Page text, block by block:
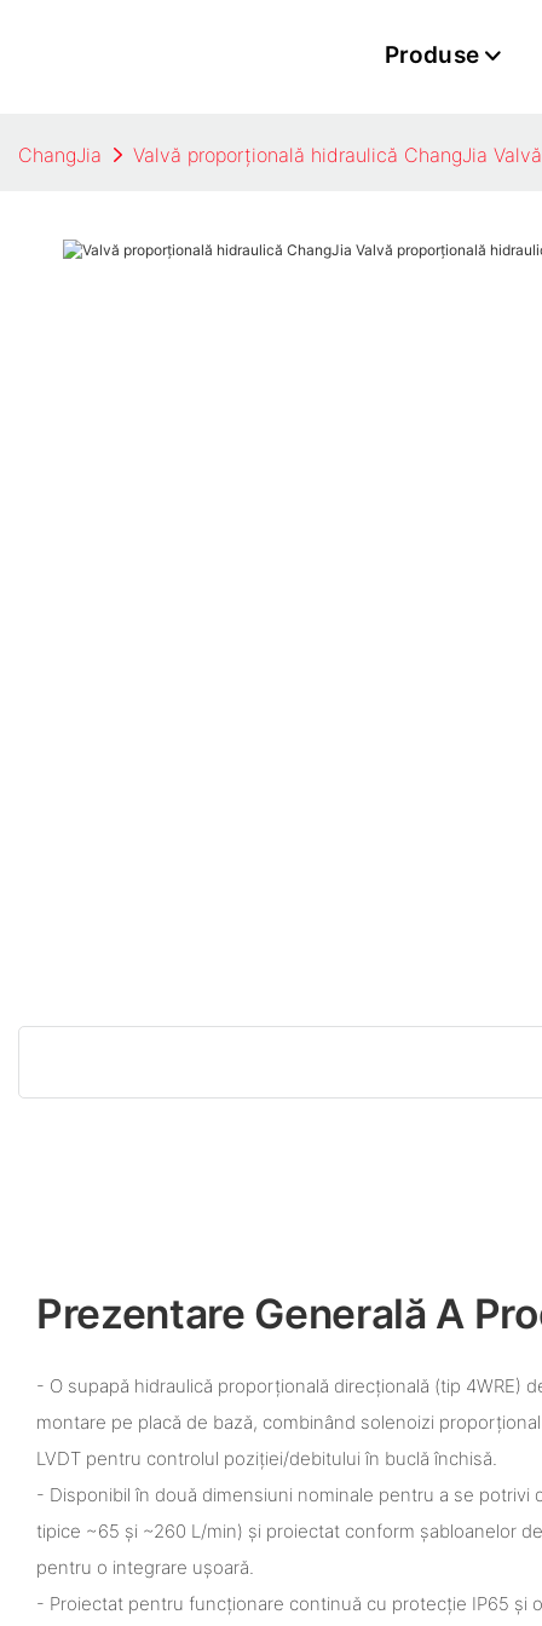
Produse
ChangJia Valvă proporțională hidraulică ChangJia
Prezentare Generală A
- O supapă hidraulică proporțională direcțională (tip 4WRE)
montare pe placă de bază, combinând solenoizi
LVDT pentru controlul poziției/debitului în buclă închisă.
- Disponibil în două dimensiuni nominale pentru a se potrivi
tipice ~65 și ~260 L/min) și proiectat conform șabloanelor
pentru o integrare ușoară.
- Proiectat pentru funcționare continuă cu protecție IP65 și